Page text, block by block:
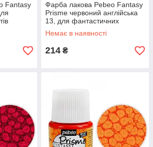
Fantasy
Фарба лакова Pebeo Fantasy
Prisme червоний англійська
13, для фантастичних
ефектів
Немає в наявності
214 ₴